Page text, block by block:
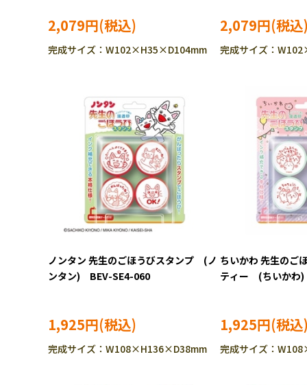
2,079円
完成サイズ：W102×H35×D104mm
2,079円
完成サイズ：
ノンタン 先生のごほうびスタンプ (ノ
ンタン) BEV-SE4-060
1,925円
完成サイズ：W108×H136×D38mm
ちいかわ 先生のご
ティー (ちいか
1,925円
完成サイズ：